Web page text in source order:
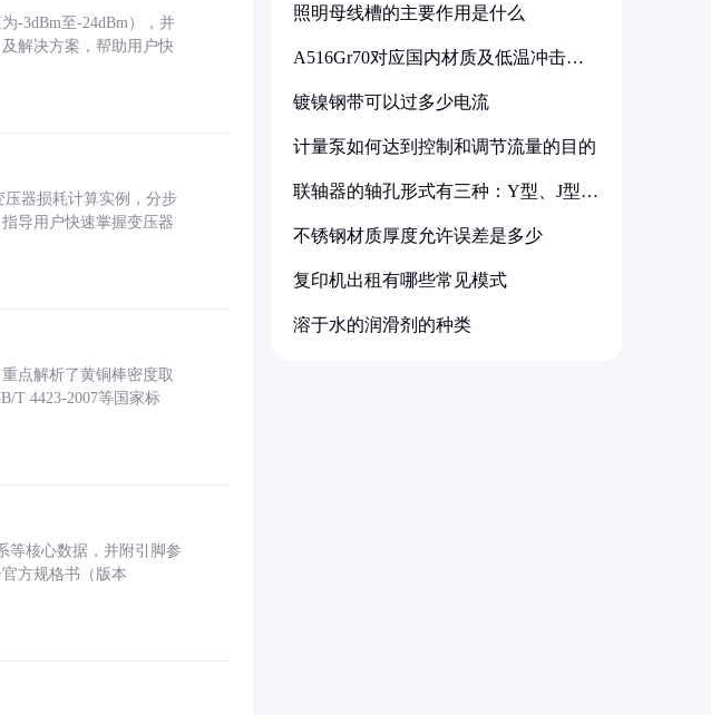
-3dBm至-24dBm），并
解决方案，帮助用户快
压器损耗计算实例，分步
导用户快速掌握变压器
点解析了黄铜棒密度取
T 4423-2007等国家标
等核心数据，并附引脚参
方规格书（版本
照明母线槽的主要作用是什么
A516Gr70对应国内材质及低温冲击要
镀镍钢带可以过多少电流
计量泵如何达到控制和调节流量的目的
联轴器的轴孔形式有三种：Y型、J型、
不锈钢材质厚度允许误差是多少
复印机出租有哪些常见模式
溶于水的润滑剂的种类